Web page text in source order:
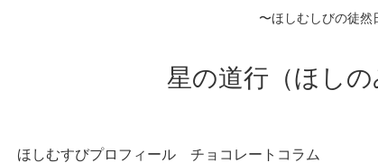
〜ほしむしびの徒然
星の道行（ほしの
ほしむすびプロフィール チョコレートコラム